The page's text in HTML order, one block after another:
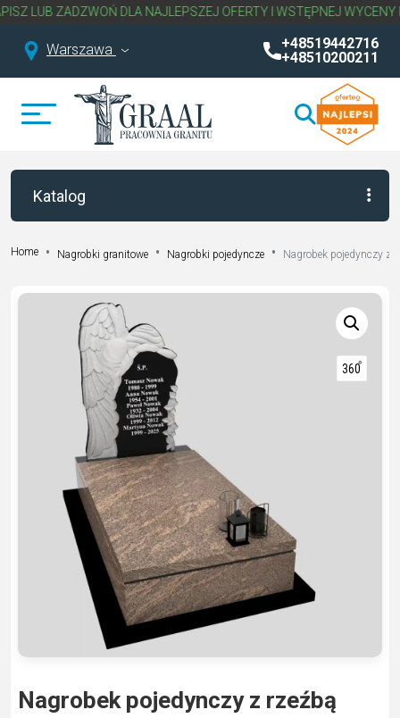
ZADZWOŃ DLA NAJLEPSZEJ OFERTY I WSTĘPNEJ WYCENY
Warszawa
+48519442716
+48510200211
Katalog
Home Nagrobki granitowe Nagrobki pojedyncze Nagrobek pojedynczy z
Nagrobek pojedynczy z rzeźbą